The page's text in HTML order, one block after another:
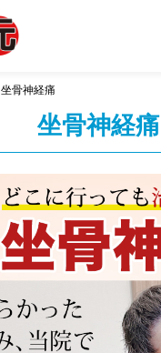
坐骨神経痛
坐骨神経痛